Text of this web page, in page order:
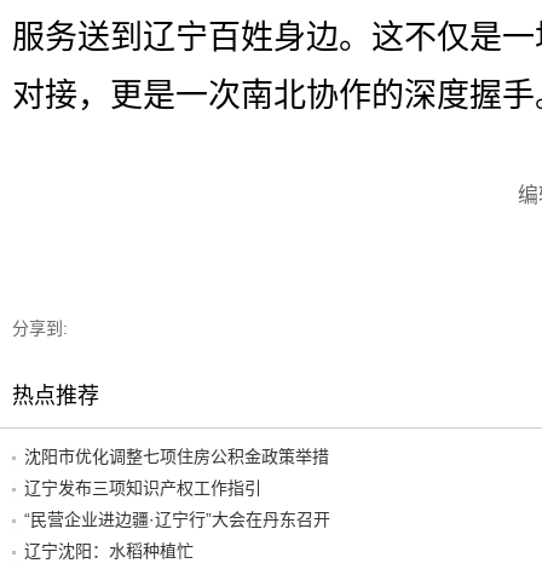
服务送到辽宁百姓身边。这不仅是
对接，更是一次南北协作的深度握
分享到:
热点推荐
沈阳市优化调整七项住房公积金政策举措
辽宁发布三项知识产权工作指引
“民营企业进边疆·辽宁行”大会在丹东召开
辽宁沈阳：水稻种植忙